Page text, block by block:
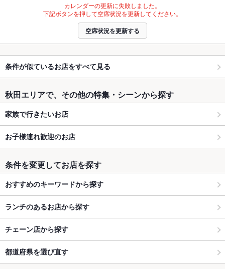
カレンダーの更新に失敗しました。
下記ボタンを押して空席状況を更新してください。
空席状況を更新する
条件が似ているお店をすべて見る
秋田エリアで、その他の特集・シーンから探す
家族で行きたいお店
お子様連れ歓迎のお店
条件を変更してお店を探す
おすすめのキーワードから探す
ランチのあるお店から探す
チェーン店から探す
都道府県を選び直す